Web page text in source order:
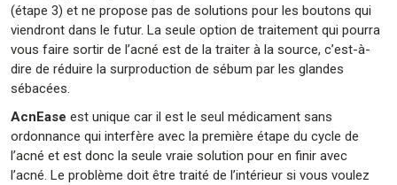
(étape 3) et ne propose pas de solutions pour les boutons qui
viendront dans le futur. La seule option de traitement qui pourra
vous faire sortir de l’acné est de la traiter à la source, c’est-à-
dire de réduire la surproduction de sébum par les glandes
sébacées.
AcnEase est unique car il est le seul médicament sans
ordonnance qui interfère avec la première étape du cycle de
l’acné et est donc la seule vraie solution pour en finir avec
l’acné. Le problème doit être traité de l’intérieur si vous voulez